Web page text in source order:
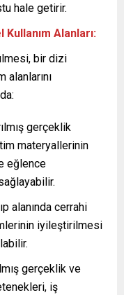
hale getirir.
Alanları:
bir dizi
gerçeklik
materyallerinin
eğlence
alanında cerrahi
iyileştirilmesi
gerçeklik ve
iş